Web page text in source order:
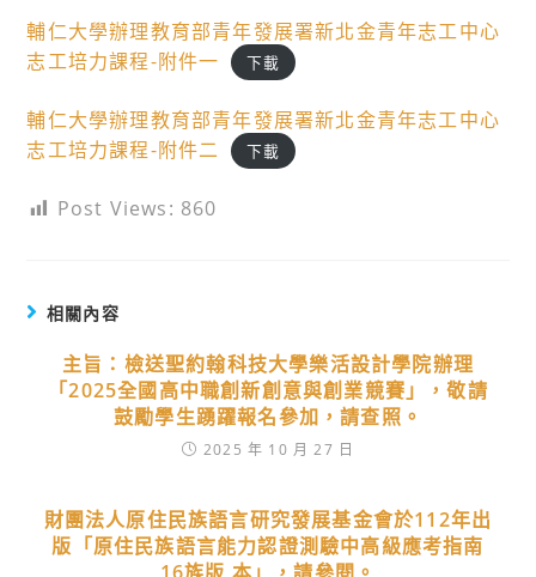
輔仁大學辦理教育部青年發展署新北金青年志工中心
志工培力課程-附件一
下載
輔仁大學辦理教育部青年發展署新北金青年志工中心
志工培力課程-附件二
下載
Post Views: 860
相關內容
主旨：檢送聖約翰科技大學樂活設計學院辦理
「2025全國高中職創新創意與創業競賽」，敬請
鼓勵學生踴躍報名參加，請查照。
2025 年 10 月 27 日
財團法人原住民族語言研究發展基金會於112年出
版「原住民族語言能力認證測驗中高級應考指南